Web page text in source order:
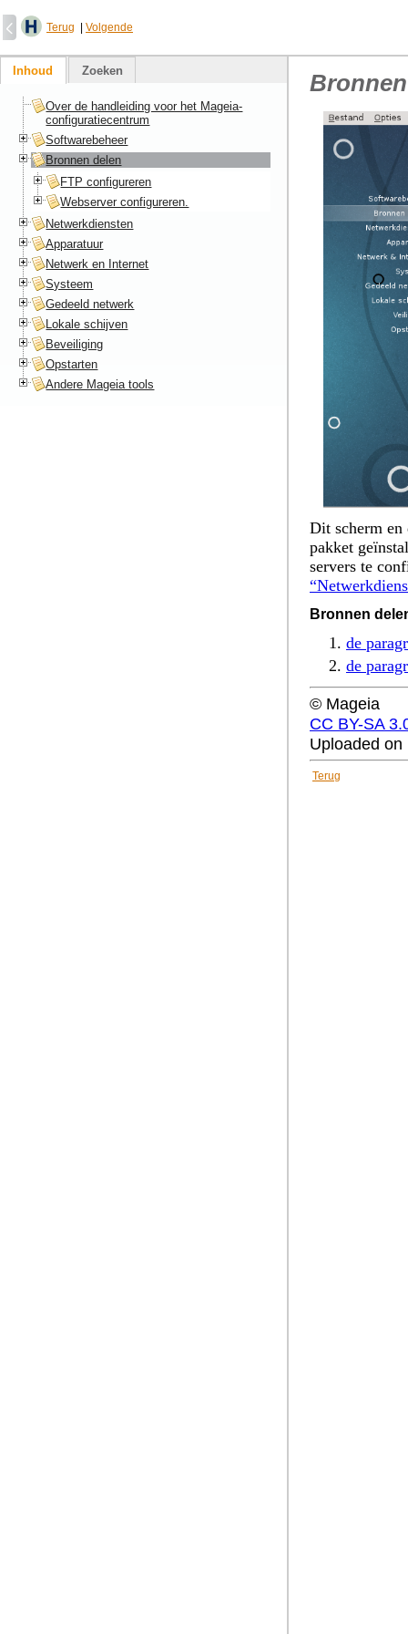
Terug Volgende
Dit scherm
pakket
servers te
Bronnen
de
de
© Mageia
CC BY-SA
Uploaded
Terug
Inhoud Zoeken
Over de handleiding voor het Mageia-
configuratiecentrum
Softwarebeheer
Bronnen delen
FTP configureren
Webserver configureren.
Netwerkdiensten
Apparatuur
Netwerk en Internet
Systeem
Gedeeld netwerk
Lokale schijven
Beveiliging
Opstarten
Andere Mageia tools